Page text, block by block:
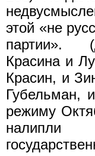
этой «не
партии».
Красина и
Красин, и
Губельман,
режиму